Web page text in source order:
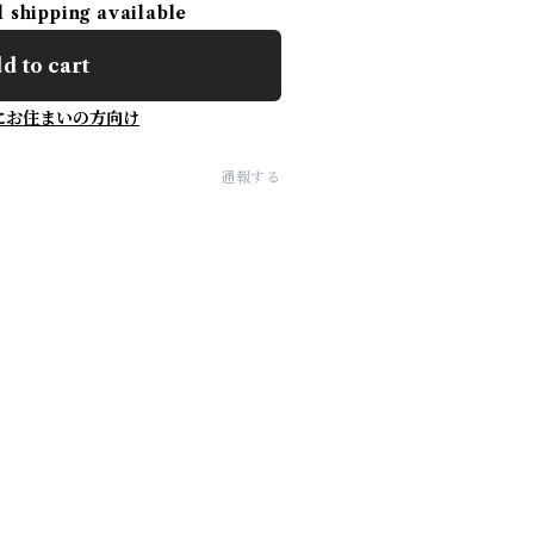
available
to cart
お住まいの方向け
通報する